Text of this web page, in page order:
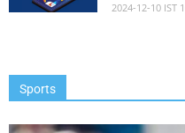
2024-12-10 IST
Sports